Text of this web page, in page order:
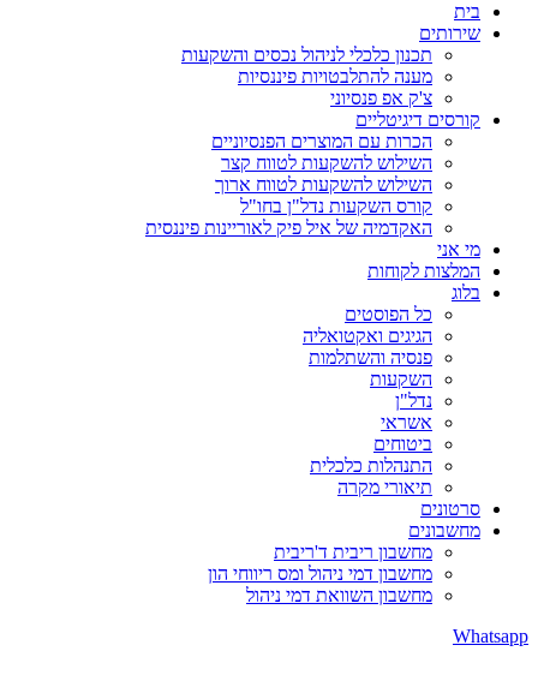
בית
שירותים
תכנון כלכלי לניהול נכסים והשקעות
מענה להתלבטויות פיננסיות
צ'ק אפ פנסיוני
קורסים דיגיטליים
הכרות עם המוצרים הפנסיוניים
השילוש להשקעות לטווח קצר
השילוש להשקעות לטווח ארוך
קורס השקעות נדל"ן בחו"ל
האקדמיה של איל פיק לאוריינות פיננסית
מי אני
המלצות לקוחות
בלוג
כל הפוסטים
הגיגים ואקטואליה
פנסיה והשתלמות
השקעות
נדל"ן
אשראי
ביטוחים
התנהלות כלכלית
תיאורי מקרה
סרטונים
מחשבונים
מחשבון ריבית ד'ריבית
מחשבון דמי ניהול ומס ריווחי הון
מחשבון השוואת דמי ניהול
Whatsapp